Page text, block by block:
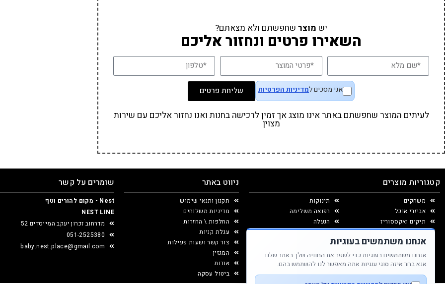
יש מוצר שחפשתם ולא מצאתם?
השאירו פרטים ונחזור אליכם
אני מסכים למדיניות הפרטיות שליחת פרטים
לעיתים המוצר שחפשתם באתר אינו מוצג אך זמין לרכישה בחנות ואנו נחזור אליכם עם שירות
מצוין
קטגוריות מוצרים
משחקים
אביזרי אוכל
תיקים ואקססוריז
יצירה ומוצרי נייר
עיצוב החדר
תינוקות
רפואה משלימה
הנעלה
ניווט באתר
תקנון ותנאי שימוש
מדיניות משלוחים
החלפות \ החזרות
עגלת קניות
צור קשר ושעות פעילות
המגזין
אודות
ביטול עסקה
שומרים על קשר
Nest - מקום להורים וטף
NEST LINE
מדרחוב זכרון יעקב המייסדים 52
051-2525380
baby.nest.place@gmail.com
אנחנו משתמשים בעוגיות
אנחנו משתמשים בעוגיות כדי לשפר את החוויה שלך באתר שלנו.
אנא בחר איזה סוגי עוגיות אתה מאפשר לנו להשתמש בהם.